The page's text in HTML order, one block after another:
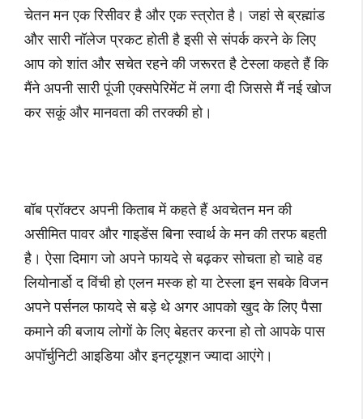
चेतन मन एक रिसीवर है और एक स्त्रोत है। जहां से ब्रह्मांड
और सारी नॉलेज प्रकट होती है इसी से संपर्क करने के लिए
आप को शांत और सचेत रहने की जरूरत है टेस्ला कहते हैं कि
मैंने अपनी सारी पूंजी एक्सपेरिमेंट में लगा दी जिससे मैं नई खोज
कर सकूं और मानवता की तरक्की हो।
बॉब प्रॉक्टर अपनी किताब में कहते हैं अवचेतन मन की
असीमित पावर और गाइडेंस बिना स्वार्थ के मन की तरफ बहती
है। ऐसा दिमाग जो अपने फायदे से बढ़कर सोचता हो चाहे वह
लियोनार्डो द विंची हो एलन मस्क हो या टेस्ला इन सबके विजन
अपने पर्सनल फायदे से बड़े थे अगर आपको खुद के लिए पैसा
कमाने की बजाय लोगों के लिए बेहतर करना हो तो आपके पास
अपॉर्चुनिटी आइडिया और इनट्यूशन ज्यादा आएंगे।